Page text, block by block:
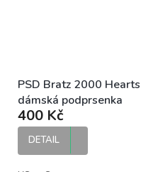
PSD Bratz 2000 Hearts
dámská podprsenka
400 Kč
DETAIL